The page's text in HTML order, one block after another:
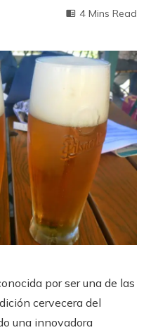
4 Mins Read
por ser una de las
cervecera del
una innovadora